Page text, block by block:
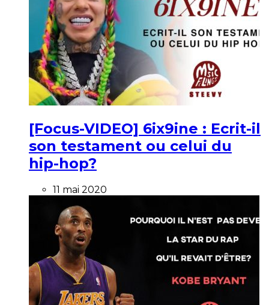
[Focus-VIDEO] 6ix9ine : Ecrit-il
son testament ou celui du
hip-hop?
11 mai 2020